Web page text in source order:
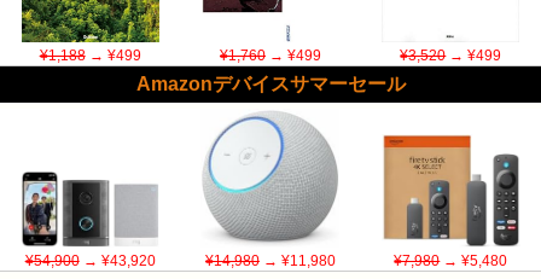
¥1,188→ ¥499 ¥1,760→ ¥499 ¥3,520→ ¥499
Amazonデバイスサマーセール
¥54,900→ ¥43,920 ¥14,980→ ¥11,980 ¥7,980→ ¥5,480